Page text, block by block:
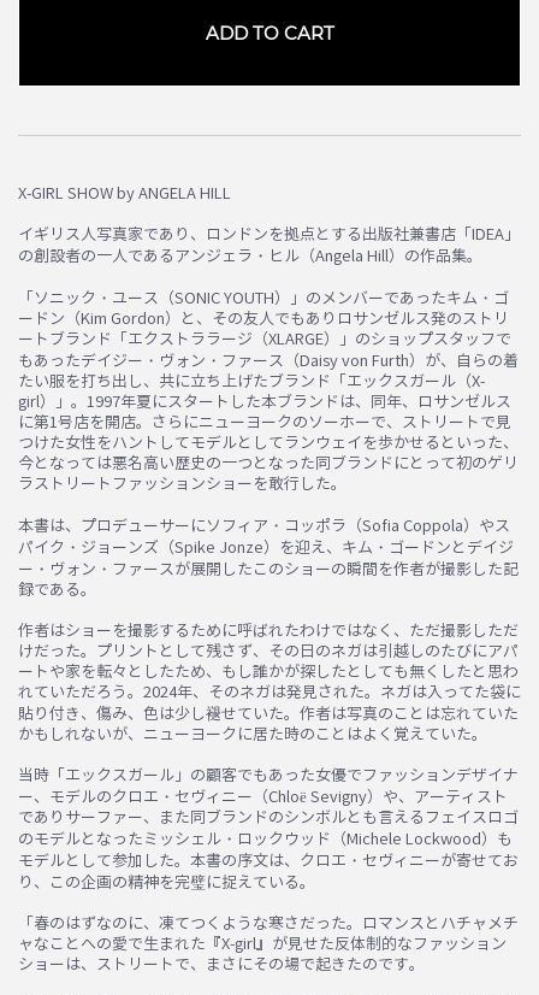
ADD TO CART
X-GIRL SHOW by ANGELA HILL
イギリス人写真家であり、ロンドンを拠点とする出版社兼書店「IDEA」
の創設者の一人であるアンジェラ・ヒル（Angela Hill）の作品集。
「ソニック・ユース（SONIC YOUTH）」のメンバーであったキム・ゴ
ードン（Kim Gordon）と、その友人でもありロサンゼルス発のストリ
ートブランド「エクストララージ（XLARGE）」のショップスタッフで
もあったデイジー・ヴォン・ファース（Daisy von Furth）が、自らの着
たい服を打ち出し、共に立ち上げたブランド「エックスガール（X-
girl）」。1997年夏にスタートした本ブランドは、同年、ロサンゼルス
に第1号店を開店。さらにニューヨークのソーホーで、ストリートで見
つけた女性をハントしてモデルとしてランウェイを歩かせるといった、
今となっては悪名高い歴史の一つとなった同ブランドにとって初のゲリ
ラストリートファッションショーを敢行した。
本書は、プロデューサーにソフィア・コッポラ（Sofia Coppola）やス
パイク・ジョーンズ（Spike Jonze）を迎え、キム・ゴードンとデイジ
ー・ヴォン・ファースが展開したこのショーの瞬間を作者が撮影した記
録である。
作者はショーを撮影するために呼ばれたわけではなく、ただ撮影しただ
けだった。プリントとして残さず、その日のネガは引越しのたびにアパ
ートや家を転々としたため、もし誰かが探したとしても無くしたと思わ
れていただろう。2024年、そのネガは発見された。ネガは入ってた袋に
貼り付き、傷み、色は少し褪せていた。作者は写真のことは忘れていた
かもしれないが、ニューヨークに居た時のことはよく覚えていた。
当時「エックスガール」の顧客でもあった女優でファッションデザイナ
ー、モデルのクロエ・セヴィニー（Chloë Sevigny）や、アーティスト
でありサーファー、また同ブランドのシンボルとも言えるフェイスロゴ
のモデルとなったミッシェル・ロックウッド（Michele Lockwood）も
モデルとして参加した。本書の序文は、クロエ・セヴィニーが寄せてお
り、この企画の精神を完璧に捉えている。
「春のはずなのに、凍てつくような寒さだった。ロマンスとハチャメチ
ャなことへの愛で生まれた『X-girl』が見せた反体制的なファッション
ショーは、ストリートで、まさにその場で起きたのです。